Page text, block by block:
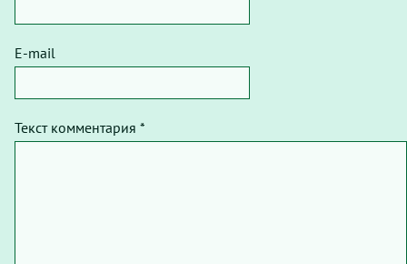
E-mail
Текст комментария *